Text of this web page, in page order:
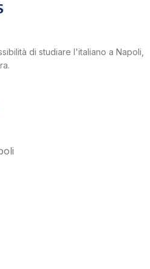
di studiare l'italiano a Napoli,